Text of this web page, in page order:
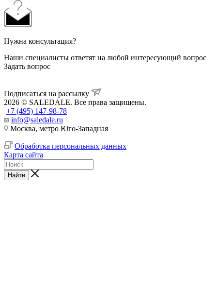
Нужна консультация?
Наши специалисты ответят на любой интересующий вопрос
Задать вопрос
Подписаться на рассылку
2026 © SALEDALE. Все права защищены.
+7 (495) 147-98-78
info@saledale.ru
Москва, метро Юго-Западная
Обработка персональных данных
Карта сайта
Найти